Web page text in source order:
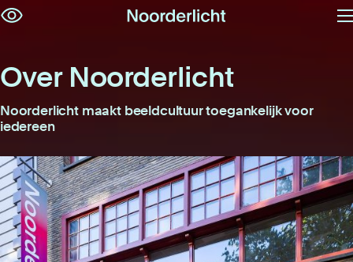
Over Noorderlicht
Noorderlicht maakt beeldcultuur toegankelijk voor
iedereen